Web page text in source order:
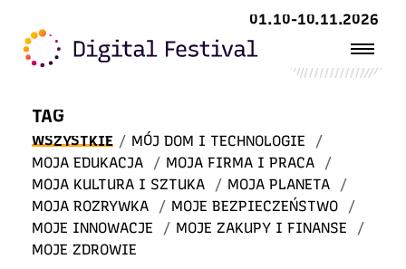
01.10-10.11.2026
w STREFIE WIEDZY
TAG
WSZYSTKIE / MÓJ DOM I TECHNOLOGIE
/
MOJA EDUKACJA
/ MOJA FIRMA I PRACA
/
MOJA KULTURA I SZTUKA
/ MOJA PLANETA
/
MOJA ROZRYWKA
/ MOJE BEZPIECZEŃSTWO
/
MOJE INNOWACJE
/ MOJE ZAKUPY I FINANSE
/
MOJE ZDROWIE